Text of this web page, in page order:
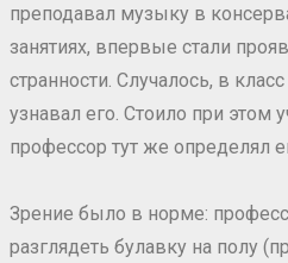
преподавал музыку в
занятиях, впервые стали
странности. Случалось, в
узнавал его. Стоило при этом
профессор тут же определял
Зрение было в норме:
разглядеть булавку на полу